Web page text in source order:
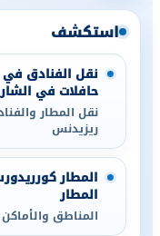
استكشف
نقل الفنادق
حافلات في
نقل المطار
ريزيدنس
المطار
المطار
المناطق